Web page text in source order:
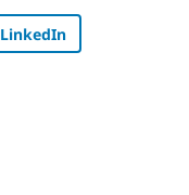
LinkedIn